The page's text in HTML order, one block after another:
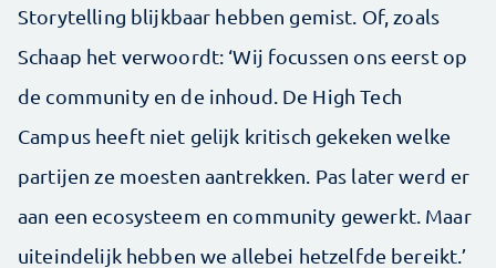
Storytelling blijkbaar hebben gemist. Of, zoals
Schaap het verwoordt: ‘Wij focussen ons eerst op
de community en de inhoud. De High Tech
Campus heeft niet gelijk kritisch gekeken welke
partijen ze moesten aantrekken. Pas later werd er
aan een ecosysteem en community gewerkt. Maar
uiteindelijk hebben we allebei hetzelfde bereikt.’